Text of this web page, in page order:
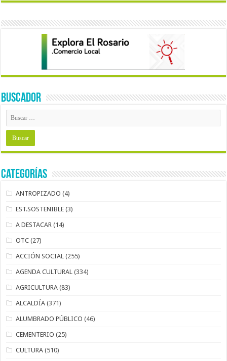
BUSCADOR
Categorías
ANTROPIZADO (4)
EST.SOSTENIBLE (3)
A DESTACAR (14)
OTC (27)
ACCIÓN SOCIAL (255)
AGENDA CULTURAL (334)
AGRICULTURA (83)
ALCALDÍA (371)
ALUMBRADO PÚBLICO (46)
CEMENTERIO (25)
CULTURA (510)